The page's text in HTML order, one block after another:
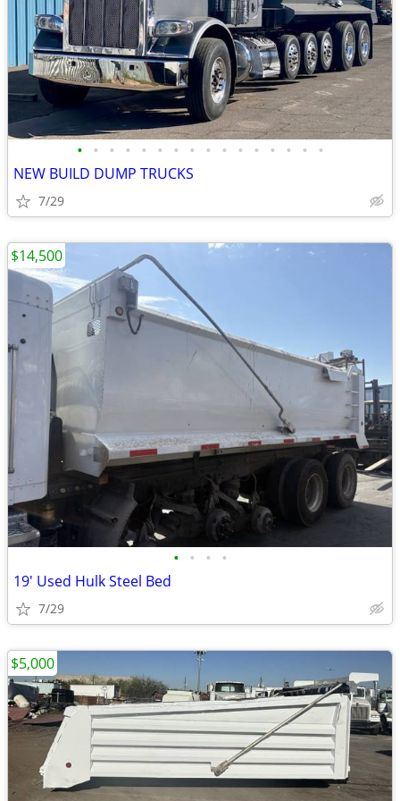
• • • • • • • • • • • • • • • •
NEW BUILD DUMP TRUCKS
7/29
• • • •
19' Used Hulk Steel Bed
7/29
$14,500
$5,000